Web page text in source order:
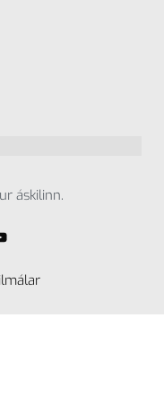
áskilinn.